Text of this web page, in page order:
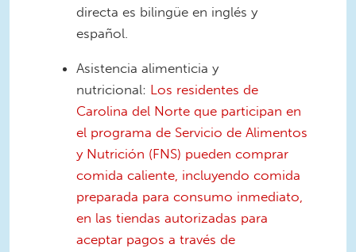
directa es bilingüe en inglés y
español.
Asistencia alimenticia y
nutricional: Los residentes de
Carolina del Norte que participan en
el programa de Servicio de Alimentos
y Nutrición (FNS) pueden comprar
comida caliente, incluyendo comida
preparada para consumo inmediato,
en las tiendas autorizadas para
aceptar pagos a través de